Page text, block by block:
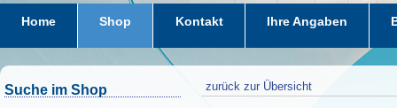
Home Shop Kontakt Ihre Angaben
Suche im Shop zurück zur Übersicht